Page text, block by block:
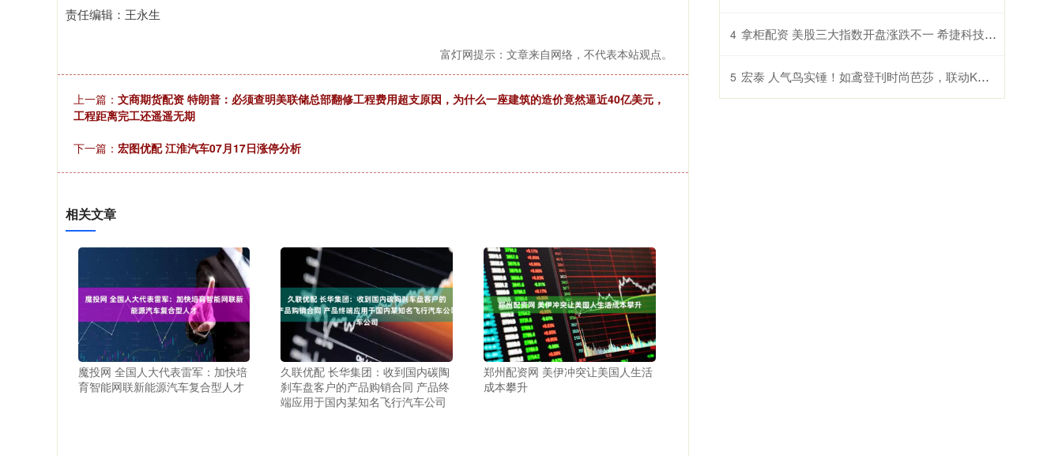
责任编辑：王永生
富灯网提示：文章来自网络，不代表本站观点。
上一篇： 文商期货配资 特朗普：必须查明美联储总部翻修工程费用超支原因，为什么一座建筑的造价竟然逼近40亿美元，
工程距离完工还遥遥无期
下一篇： 宏图优配 江淮汽车07月17日涨停分析
相关文章
魔投网 全国人大代表雷军：加快培
育智能网联新能源汽车复合型人才
久联优配 长华集团：收到国内碳陶
刹车盘客户的产品购销合同 产品终
端应用于国内某知名飞行汽车公司
郑州配资网 美伊冲突让美国人生活
成本攀升
4 拿柜配资 美股三大指数开盘涨跌不一 希捷科技涨5%
5 宏泰 人气鸟实锤！如鸢登刊时尚芭莎，联动KEEP直接让系统“罢工”_Keep_玩家_奖牌